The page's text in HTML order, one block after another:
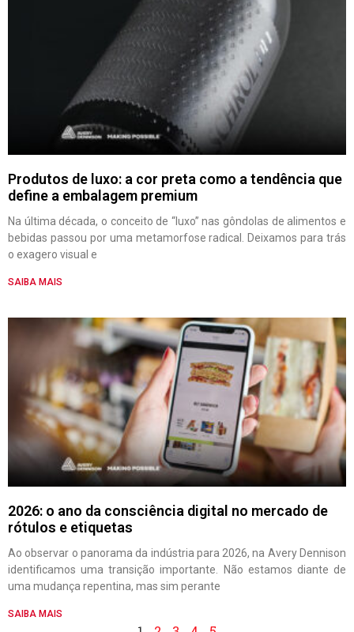
Produtos de luxo: a cor preta como a tendência que
define a embalagem premium
Na última década, o conceito de “luxo” nas gôndolas de alimentos e
bebidas passou por uma metamorfose radical. Deixamos para trás
o exagero visual e
SAIBA MAIS
2026: o ano da consciência digital no mercado de
rótulos e etiquetas
Ao observar o panorama da indústria para 2026, na Avery Dennison
identificamos uma transição importante. Não estamos diante de
uma mudança repentina, mas sim perante
SAIBA MAIS